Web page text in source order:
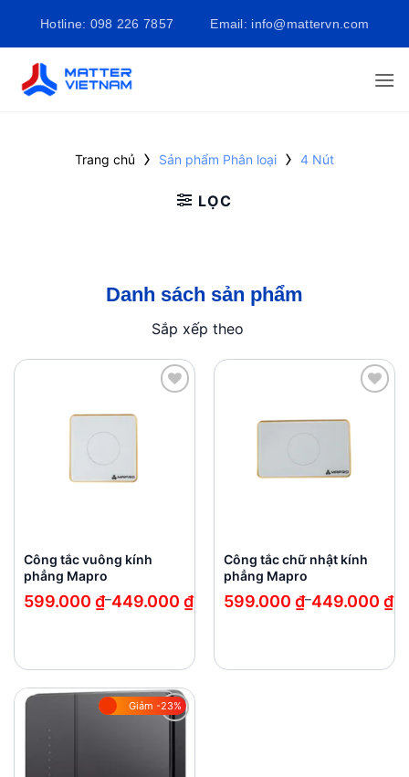
dung
Email: info@mattervn.com
Hotline: 098 226 7857
Trang chủ › Sản phẩm Phân loại › 4 Nút
LỌC
Danh sách sản phẩm
Sắp xếp theo
Công tắc vuông kính
phẳng Mapro
449.000 ₫
–
599.000 ₫
Khoảng
giá:
wishlist
Công tắc chữ nhật kính
phẳng Mapro
449.000 ₫
–
599.000 ₫
Khoảng
giá:
Giảm -23%